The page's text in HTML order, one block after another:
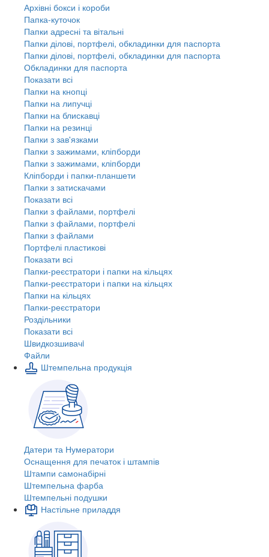
Архівні бокси і короби
Папка-куточок
Папки адресні та вітальні
Папки ділові, портфелі, обкладинки для паспорта
Папки ділові, портфелі, обкладинки для паспорта
Обкладинки для паспорта
Показати всі
Папки на кнопці
Папки на липучці
Папки на блискавці
Папки на резинці
Папки з зав'язками
Папки з зажимами, кліпборди
Папки з зажимами, кліпборди
Кліпборди і папки-планшети
Папки з затискачами
Показати всі
Папки з файлами, портфелі
Папки з файлами, портфелі
Папки з файлами
Портфелі пластикові
Показати всі
Папки-реєстратори і папки на кільцях
Папки-реєстратори і папки на кільцях
Папки на кільцях
Папки-реєстратори
Роздільники
Показати всі
Швидкозшивачi
Файли
Штемпельна продукція
Датери та Нумератори
Оснащення для печаток і штампів
Штампи самонабірні
Штемпельна фарба
Штемпельні подушки
Настільне приладдя